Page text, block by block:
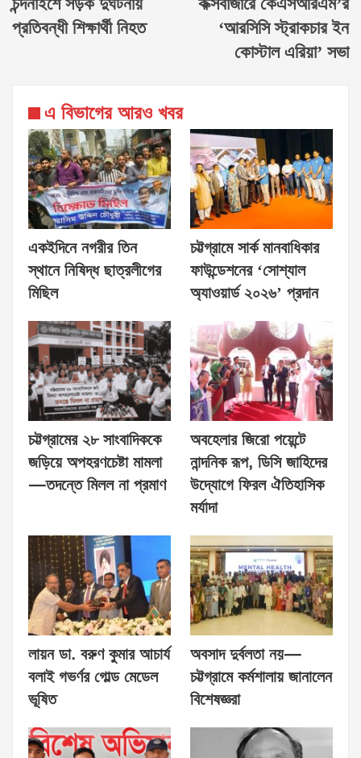
প্রতিবন্ধী শিক্ষার্থী নিহত
‘আরসিসি স্ট্রাকচার ইন
কোস্টাল এরিয়া’ সভা
এ বিভাগের আরও খবর
একইদিনে নগরীর তিন
স্থানে নিষিদ্ধ ছাত্রলীগের
মিছিল
চট্টগ্রামে সার্ক মানবাধিকার
ফাউন্ডেশনের ‘সোশ্যাল
অ্যাওয়ার্ড ২০২৬’ প্রদান
চট্টগ্রামের ২৮ সাংবাদিককে
জড়িয়ে অপহরণচেষ্টা মামলা
—তদন্তে মিলল না প্রমাণ
অবহেলার জিরো পয়েন্টে
নান্দনিক রূপ, ডিসি জাহিদের
উদ্যোগে ফিরল ঐতিহাসিক
মর্যাদা
লায়ন ডা. বরুণ কুমার আচার্য
বলাই গভর্ণর গোল্ড মেডেল
ভূষিত
অবসাদ দুর্বলতা নয়—
চট্টগ্রামে কর্মশালায় জানালেন
বিশেষজ্ঞরা